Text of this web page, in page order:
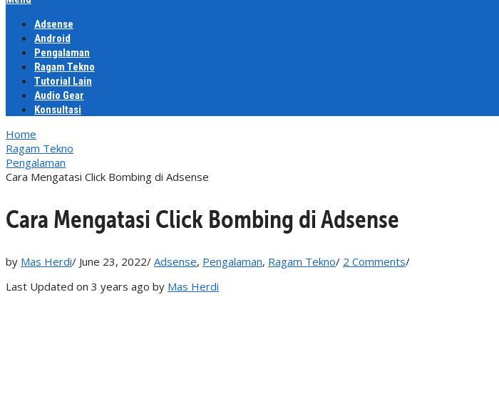
Adsense
Android
Pengalaman
Ragam Tekno
Tutorial Lain
Audio Gear
Konsultasi
Home
Ragam Tekno
Pengalaman
Cara Mengatasi Click Bombing di Adsense
Cara Mengatasi Click Bombing di Adsense
by Mas Herdi/ June 23, 2022/ Adsense, Pengalaman, Ragam Tekno/ 2 Comments/
Last Updated on 3 years ago by Mas Herdi